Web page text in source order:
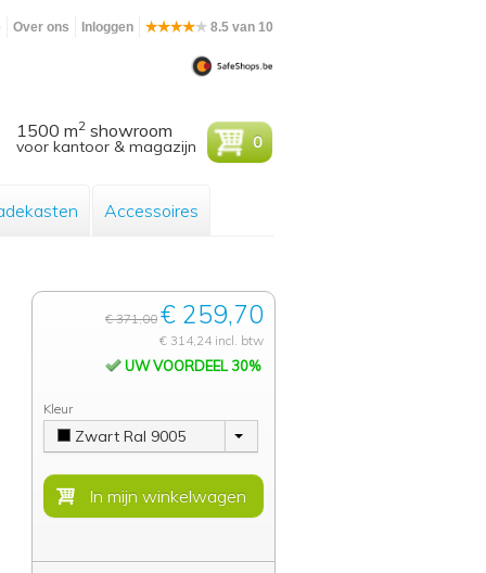
Over ons Inloggen 8.5 van 10
1500 m2 showroom
voor kantoor & magazijn 0
Accessoires
€ 371,00 € 259,70
€ 314,24 incl. btw
UW VOORDEEL 30%
Kleur
Zwart Ral 9005